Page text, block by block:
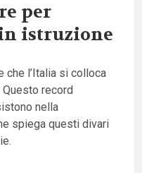
per
istruzione
che l’Italia si colloca
record
nella
spiega questi divari